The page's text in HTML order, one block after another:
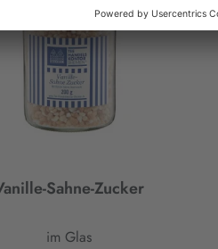
Sahne-Zucker
im Glas